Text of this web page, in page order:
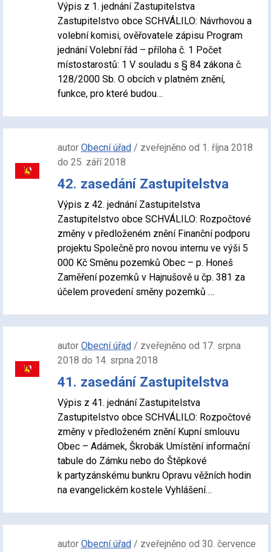
Výpis z 1. jednání Zastupitelstva
Zastupitelstvo obce SCHVÁLILO: Návrhovou a
volební komisi, ověřovatele zápisu Program
jednání Volební řád – příloha č. 1 Počet
místostarostů: 1 V souladu s § 84 zákona č.
128/2000 Sb. O obcích v platném znění,
funkce, pro které budou…
autor Obecní úřad/ zveřejněno od 1. října 2018
do 25. září 2018
42. zasedání Zastupitelstva
Výpis z 42. jednání Zastupitelstva
Zastupitelstvo obce SCHVÁLILO: Rozpočtové
změny v předloženém znění Finanční podporu
projektu Společně pro novou internu ve výši 5
000 Kč Směnu pozemků Obec – p. Honeš
Zaměření pozemků v Hajnušově u čp. 381 za
účelem provedení směny pozemků …
autor Obecní úřad/ zveřejněno od 17. srpna
2018 do 14. srpna 2018
41. zasedání Zastupitelstva
Výpis z 41. jednání Zastupitelstva
Zastupitelstvo obce SCHVÁLILO: Rozpočtové
změny v předloženém znění Kupní smlouvu
Obec – Adámek, Škrobák Umístění informační
tabule do Zámku nebo do Štěpkové
k partyzánskému bunkru Opravu věžních hodin
na evangelickém kostele Vyhlášení…
autor Obecní úřad/ zveřejněno od 30. července